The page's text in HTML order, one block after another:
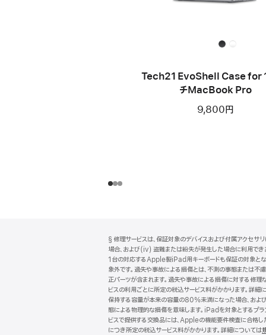
Tech21 EvoShell Case for
チMacBook Pro
9,800円
ッ
タ
ー
注
§ 修理サービスは、保証対象のデバイスおよび付属アクセ
場合、および(iv) 盗難または紛失が発生した場合に利用で
1台の対応するApple製iPad用キーボードも保証の対象と
象外です。過失や事故による損傷とは、不測の事態または
正パーツが含まれます。過失や事故による損傷に対する修理
ビスの利用ごとに所定の税込サービス料がかかります。詳細
保持する容量が本来の容量の80%未満になった場合、およ
態による物理的な損傷を意味します。iPadを対象とする
ビスで提供する交換品には、Appleの機能要件検査に合格し
につき所定の税込サービス料がかかります。詳細については